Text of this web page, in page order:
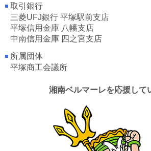
取引銀行
三菱UFJ銀行 平塚駅前支店
平塚信用金庫 八幡支店
中南信用金庫 四之宮支店
所属団体
平塚商工会議所
湘南ベルマーレを応援して